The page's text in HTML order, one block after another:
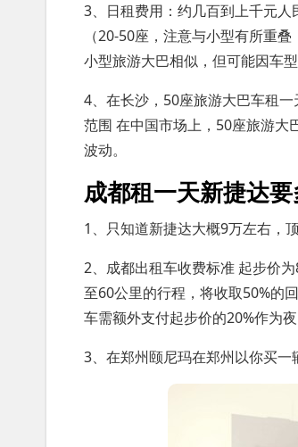
3、日租费用：约几百到上千元
（20-50座，注意与小型有所重
小型旅游大巴相似，但可能因车
4、在长沙，50座旅游大巴车租
范围 在中国市场上，50座旅游大
波动。
成都租一天新捷达
1、只知道新捷达大概9万左右，
2、成都出租车收费标准 起步价
至60公里的行程，将收取50%的
车需额外支付起步价的20%作为夜
3、在郑州颐尼玛在郑州以你买一